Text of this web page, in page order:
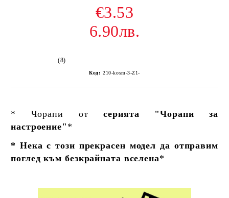
€3.53
6.90лв.
(8)
Код: 210-kosm-3-Z1-
* Чорапи отсерията "Чорапи за
настроение" *
* Нека с този прекрасен модел да отправим
поглед към безкрайната вселена*